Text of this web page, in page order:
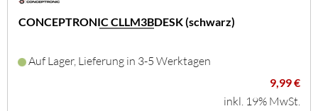
CONCEPTRONIC CLLM3BDESK (schwarz)
Auf Lager, Lieferung in 3-5 Werktagen
9,99 €
inkl. 19% MwSt.